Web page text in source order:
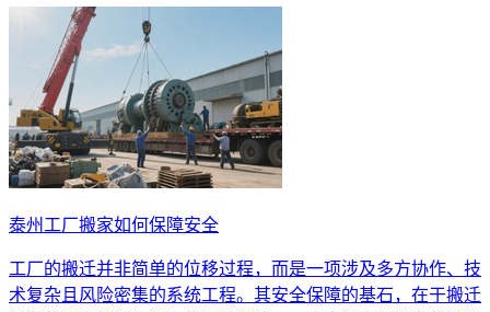
泰州工厂搬家如何保障安全
工厂的搬迁并非简单的位移过程，而是一项涉及多方协作、技
术复杂且风险密集的系统工程。其安全保障的基石，在于搬迁